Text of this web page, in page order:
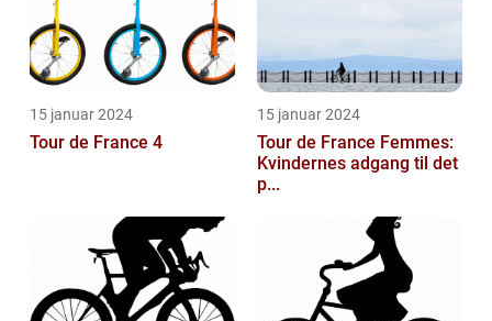
15 januar 2024
Tour de France 4
15 januar 2024
Tour de France Femmes:
Kvindernes adgang til det
p...